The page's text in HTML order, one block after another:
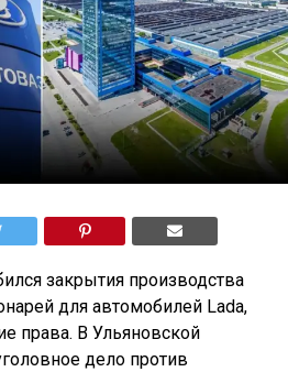
закрытия производства
для автомобилей Lada,
права. В Ульяновской
дело против